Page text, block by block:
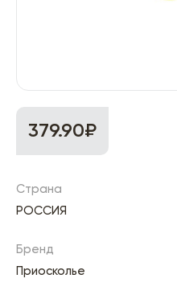
379.90₽
Страна
РОССИЯ
Бренд
Приосколье